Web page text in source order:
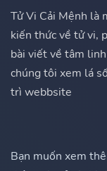
Tử Vi Cải Mệnh là
kiến thức về tử vi,
bài viết về tâm
chúng tôi xem lá
trì webbsite
Bạn muốn xem